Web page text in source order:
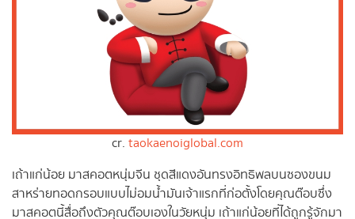
cr. taokaenoiglobal.com
เถ้าแก่น้อย มาสคอตหนุ่มจีน ชุดสีแดงอันทรงอิทธิพลบนซองขนม
สาหร่ายทอดกรอบแบบไม่อมน้ำมันเจ้าแรกที่ก่อตั้งโดยคุณต๊อบซึ่ง
มาสคอตนี้สื่อถึงตัวคุณต๊อบเองในวัยหนุ่ม เถ้าแก่น้อยที่ได้ถูกรู้จักมา